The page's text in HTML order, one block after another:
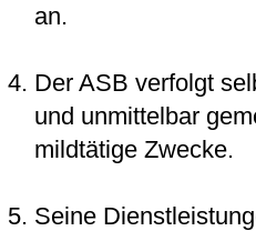
an.
Der ASB verfolgt
und unmittelbar
mildtätige Zwecke.
Seine